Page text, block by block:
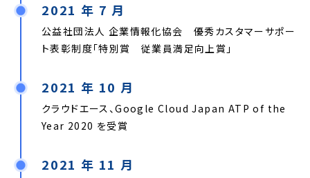
2021 年 7 月
公益社団法人 企業情報化協会 優秀カスタマーサポー
ト表彰制度「特別賞 従業員満足向上賞」
2021 年 10 月
クラウドエース、Google Cloud Japan ATP of the
Year 2020 を受賞
2021 年 11 月